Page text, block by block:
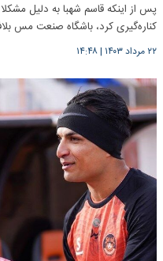
پس از اینکه قاسم شهبا به دلیل
کناره‌گیری کرد، باشگاه صنعت مس
۲۲ مرداد ۱۴۰۳ |۱۴:۴۸